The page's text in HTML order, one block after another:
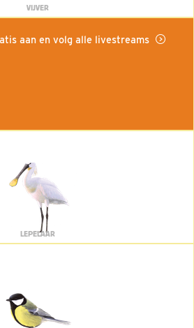
VIJVER
aan en volg alle livestreams
LEPELAAR